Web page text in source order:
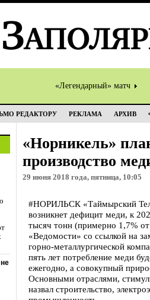
«Легендарный» матч
РЕДАКТОРУ РЕКЛАМА АРХИВ
«Норникель»
производство
29 июня 2018 года, пятница, 10:05
#НОРИЛЬСК «Таймырский
возникнет дефицит меди, к
тысяч тонн (примерно 1,7%
«Ведомости» со ссылкой на
горно-металлургической
пять лет потребление меди
ежегодно, а совокупный
Основными отраслями,
назвал строительство,